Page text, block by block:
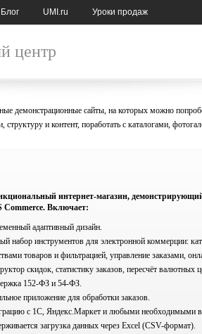
Блог UMI.ru Уроки продаж
центр
демонстрационные сайты, на которых можно
структуру и контент, поработать с каталогами,
интернет-магазин,
Commerce. Включает:
адаптивный дизайн.
набор инструментов для электронной коммерции:
товаров и фильтрацией, управление заказами,
скидок, статистику заказов, пересчёт валютных
152-ФЗ и 54-ФЗ.
приложение для обработки заказов.
с 1С, Яндекс.Маркет и любыми необходимыми
загрузка данных через Excel (CSV-формат).